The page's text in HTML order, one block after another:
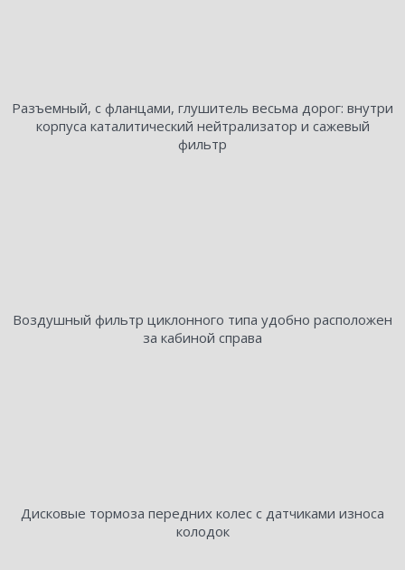
Разъемный, с фланцами, глушитель весьма дорог: внутри
корпуса каталитический нейтрализатор и сажевый
фильтр
Воздушный фильтр циклонного типа удобно расположен
за кабиной справа
Дисковые тормоза передних колес с датчиками износа
колодок